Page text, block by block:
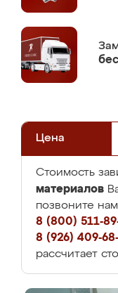
Цена
Стоимость
материалов
позвоните
8 (800) 511-
8 (926) 409-
рассчитает